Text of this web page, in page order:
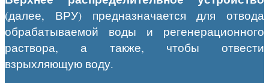
(далее, ВРУ) предназначается для отвода
обрабатываемой воды и регенерационного
раствора, а также, чтобы отвести
взрыхляющую воду.